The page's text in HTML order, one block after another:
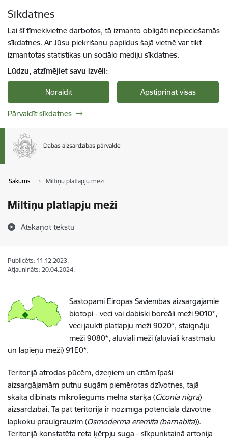
Sīkdatnes
Lai šī tīmekļvietne darbotos, tā izmanto obligāti nepieciešamās
sīkdatnes. Ar Jūsu piekrišanu papildus šajā vietnē var tikt
izmantotas statistikas un sociālo mediju sīkdatnes.
Lūdzu, atzīmējiet savu izvēli:
Noraidīt Apstiprināt visas
Pārvaldīt sīkdatnes
Sākums Miltiņu platlapju meži
Miltiņu platlapju meži
Atskaņot tekstu
Publicēts: 11.12.2023.
Atjaunināts: 20.04.2024.
Sastopami Eiropas Savienības aizsargājamie
biotopi - veci vai dabiski boreāli meži 9010*,
veci jaukti platlapju meži 9020*, staignāju
meži 9080*, aluviāli meži (aluviāli krastmalu
un lapieņu meži) 91E0*.
Teritorijā atrodas pūcēm, dzeņiem un citām īpaši
aizsargājamām putnu sugām piemērotas dzīvotnes, tajā
skaitā dibināts mikroliegums melnā stārķa (Ciconia nigra)
aizsardzībai. Tā pat teritorija ir nozīmīga potenciālā dzīvotne
lapkoku praulgrauzim (Osmoderma eremita (barnabita)).
Teritorijā konstatēta reta ķērpju suga - sīkpunktainā artonija